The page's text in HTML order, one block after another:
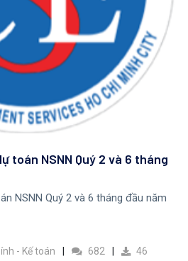
toán NSNN Quý 2 và 6 tháng
NSNN Quý 2 và 6 tháng đầu năm
- Kế toán 682 46